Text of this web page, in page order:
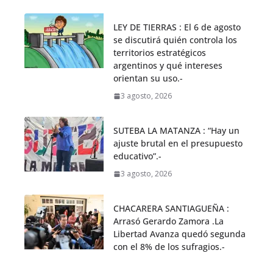
LEY DE TIERRAS : El 6 de agosto
se discutirá quién controla los
territorios estratégicos
argentinos y qué intereses
orientan su uso.-
3 agosto, 2026
SUTEBA LA MATANZA : “Hay un
ajuste brutal en el presupuesto
educativo”.-
3 agosto, 2026
CHACARERA SANTIAGUEÑA :
Arrasó Gerardo Zamora .La
Libertad Avanza quedó segunda
con el 8% de los sufragios.-